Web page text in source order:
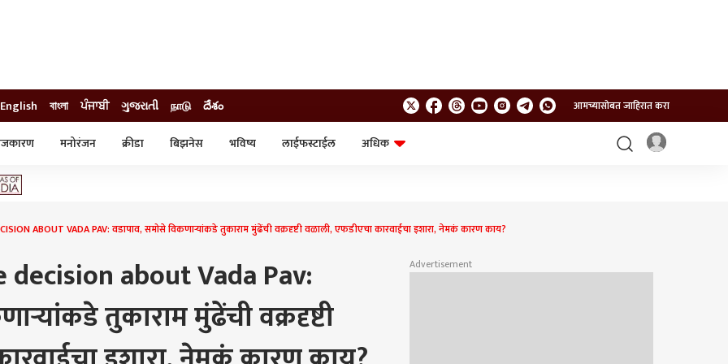
English বাংলা ਪੰਜਾਬੀ ગુજરાતી நாடு దేశం आमच्यासोबत जाहिरात करा
मनोरंजन क्रीडा बिझनेस भविष्य लाईफस्टाईल
अधिक
ABOUT VADA PAV: वडापाव, समोसे विकणाऱ्यांकडे तुकाराम मुंढेंची वक्रदृष्टी वळाली, एफडीएचा कारवाईचा इशारा, नेमकं कारण काय?
about Vada Pav:
तुकाराम मुंढेंची वक्रदृष्टी
Advertisement